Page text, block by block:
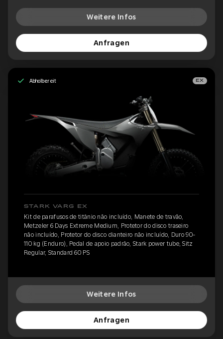
Weitere Infos
Anfragen
Abholbereit EX
STARK VARG EX
Kit de parafusos de titânio não incluído, Manete de travão,
Metzeler 6 Days Extreme Medium, Protetor do disco traseiro
não incluído, Protetor do disco dianteiro não incluído, Duro 90-
110 kg (Enduro), Pedal de apoio padrão, Stark power tube, Sitz
Regular, Standard 60 PS
Weitere Infos
Anfragen